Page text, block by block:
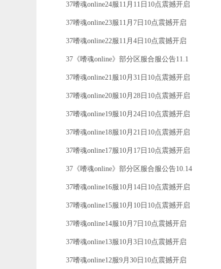
37嗜魂online24服11月11日10点震撼开启
37嗜魂online23服11月7日10点震撼开启
37嗜魂online22服11月4日10点震撼开启
37《嗜魂online》部分区服合服公告11.1
37嗜魂online21服10月31日10点震撼开启
37嗜魂online20服10月28日10点震撼开启
37嗜魂online19服10月24日10点震撼开启
37嗜魂online18服10月21日10点震撼开启
37嗜魂online17服10月17日10点震撼开启
37《嗜魂online》部分区服合服公告10.14
37嗜魂online16服10月14日10点震撼开启
37嗜魂online15服10月10日10点震撼开启
37嗜魂online14服10月7日10点震撼开启
37嗜魂online13服10月3日10点震撼开启
37嗜魂online12服9月30日10点震撼开启